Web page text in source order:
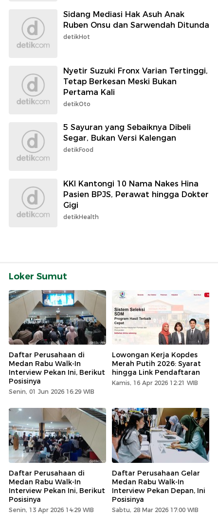
Sidang Mediasi Hak Asuh Anak
Ruben Onsu dan Sarwendah Ditunda
detikHot
Nyetir Suzuki Fronx Varian Tertinggi,
Tetap Berkesan Meski Bukan
Pertama Kali
detikOto
5 Sayuran yang Sebaiknya Dibeli
Segar, Bukan Versi Kalengan
detikFood
KKI Kantongi 10 Nama Nakes Hina
Pasien BPJS, Perawat hingga Dokter
Gigi
detikHealth
Loker Sumut
Daftar Perusahaan di
Medan Rabu Walk-In
Interview Pekan Ini, Berikut
Posisinya
Senin, 01 Jun 2026 16:29 WIB
Lowongan Kerja Kopdes
Merah Putih 2026: Syarat
hingga Link Pendaftaran
Kamis, 16 Apr 2026 12:21 WIB
Daftar Perusahaan di
Medan Rabu Walk-In
Interview Pekan Ini, Berikut
Posisinya
Senin, 13 Apr 2026 14:29 WIB
Daftar Perusahaan Gelar
Medan Rabu Walk-In
Interview Pekan Depan, Ini
Posisinya
Sabtu, 28 Mar 2026 17:00 WIB